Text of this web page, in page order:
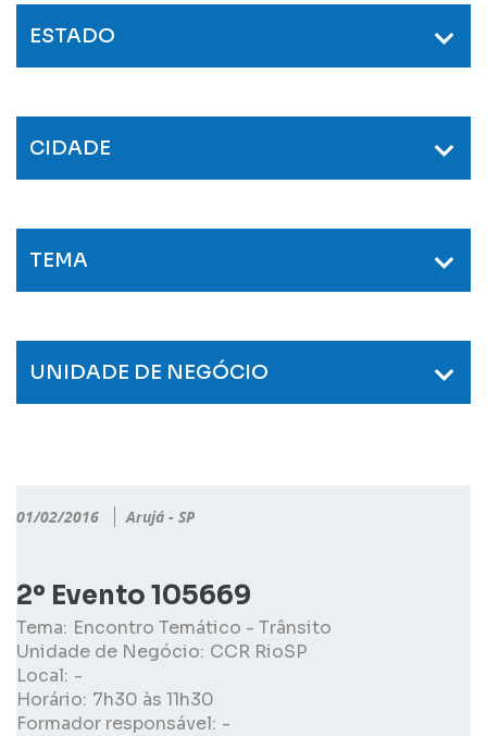
ESTADO
CIDADE
TEMA
UNIDADE DE NEGÓCIO
01/02/2016 Arujá - SP
2º Evento 105669
Tema: Encontro Temático - Trânsito
Unidade de Negócio: CCR RioSP
Local: -
Horário: 7h30 às 11h30
Formador responsável: -